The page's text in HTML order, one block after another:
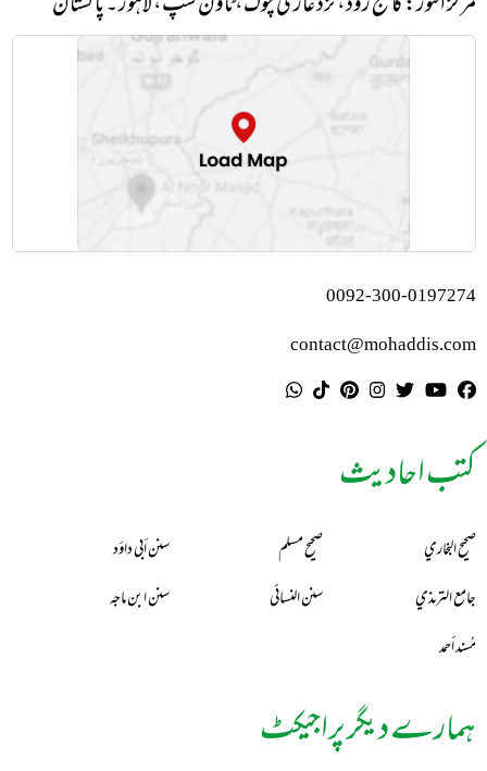
0092-300-0197274
contact@mohaddis.com
کتب احادیث
صحيح البخاري صحيح مسلم
سنن أبي داؤد
جامع الترمذي
سنن النسائي
سنن ابن ماجه
مُسند أحمد
ہمارے دیگر پراجیکٹ